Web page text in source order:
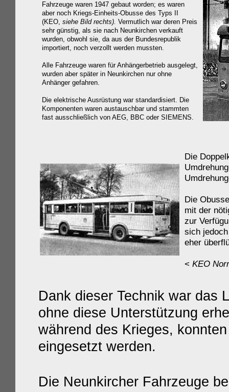
Fahrzeuge waren 1947 gebaut worden; es waren
aber noch Kriegs-Einheits-Obusse des Typs II
(KEO, siehe Bild rechts). Vermutlich war deren Preis
sehr günstig, als sie nach Neunkirchen verkauft
wurden, obwohl sie, da aus der Bundesrepublik
importiert, noch verzollt werden mussten.
Alle Fahrzeuge waren für Anhängerbetrieb ausgelegt,
wurden aber später in Neunkirchen nur ohne
Anhänger gefahren.
Die elektrische Ausrüstung war standardisiert. Die
Komponenten waren austauschbar und stammten
fast ausschließlich von AEG, BBC oder SIEMENS.
Die
Die
mit der
zur
sich
eher
< KEO
Dank dieser Technik war das
ohne diese Unterstützung
während des Krieges,
eingesetzt werden.
Die Neunkircher Fahrzeuge